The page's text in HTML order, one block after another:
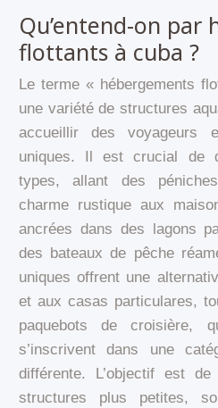
Qu’entend-on par
flottants à cuba ?
Le terme « hébergements
une variété de structures
accueillir des voyageurs
uniques. Il est crucial de
types, allant des
charme rustique aux
ancrées dans des lagons
des bateaux de pêche
uniques offrent une
et aux casas particulares,
paquebots de croisière,
s’inscrivent dans une
différente. L’objectif est
structures plus petites,